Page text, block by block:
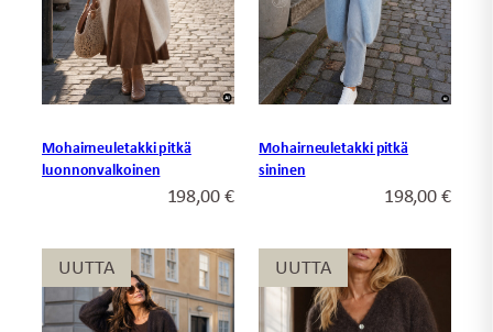
Mohairneuletakki pitkä
luonnonvalkoinen
198,00€
Mohairneuletakki pitkä
sininen
198,00€
UUTTA
UUTTA UUTTA
UUTTA